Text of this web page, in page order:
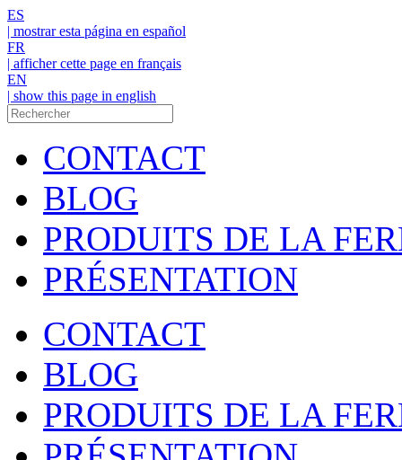
ES
| mostrar esta página en español
FR
| afficher cette page en français
EN
| show this page in english
CONTACT
BLOG
PRODUITS DE LA
PRÉSENTATION
CONTACT
BLOG
PRODUITS DE LA